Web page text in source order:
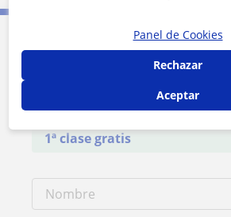
Contacta con Susana
1ª clase gratis
Panel de Cookies
Rechazar
Aceptar